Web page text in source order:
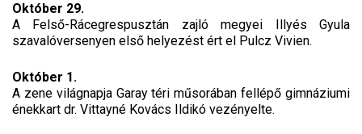
Október 29.
A Felső-Rácegrespusztán zajló megyei Illyés Gyula
szavalóversenyen első helyezést ért el Pulcz Vivien.
Október 1.
A zene világnapja Garay téri műsorában fellépő gimnáziumi
énekkart dr. Vittayné Kovács Ildikó vezényelte.